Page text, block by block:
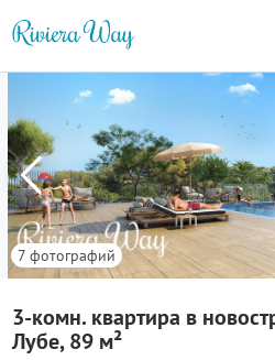
7 фотографий
3-комн. квартира в
Лубе, 89 м²